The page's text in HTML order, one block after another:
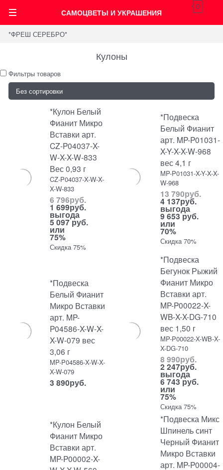
САМОЦВЕТЫ И УКРАШЕНИЯ
0
*ФРЕШ СЕРЕБРО*
Кулоны
Фильтры товаров
*Кулон Белый
Фианит Микро
Вставки арт.
CZ-P04037-X-
W-X-X-W-833
Вес 0,93 г
CZ-P04037-X-W-X-
X-W-833
6 796руб.
1 699руб.
выгода
5 097 руб.
или
75%
Скидка 75%
*Подвеска
Белый Фианит
арт. MP-P01031-
X-Y-X-X-W-968
вес 4,1 г
MP-P01031-X-Y-X-X-
W-968
13 790руб.
4 137руб.
выгода
9 653 руб.
или
70%
Скидка 70%
*Подвеска
Белый Фианит
Микро Вставки
арт. MP-
P04586-X-W-X-
X-W-079 вес
3,06 г
MP-P04586-X-W-X-
X-W-079
3 890руб.
*Подвеска
Бегунок Рыжий
Фианит Микро
Вставки арт.
MP-P00022-X-
WB-X-X-DG-710
вес 1,50 г
MP-P00022-X-WB-X-
X-DG-710
8 990руб.
2 247руб.
выгода
6 743 руб.
или
75%
Скидка 75%
*Кулон Белый
Фианит Микро
Вставки арт.
MP-P00002-X-
*Подвеска Микс
Шпинель синт
Черный Фианит
Микро Вставки
арт. MP-P00004-